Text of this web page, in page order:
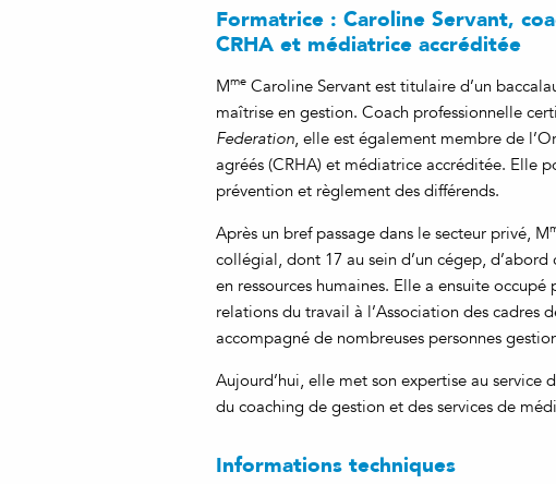
Formatrice : Caroline Servant,
CRHA et médiatrice accréditée
Mme Caroline Servant est titulaire d’un
maîtrise en gestion. Coach professionnelle
Federation, elle est également membre de
agréés (CRHA) et médiatrice accréditée. Elle
prévention et règlement des différends.
Après un bref passage dans le secteur privé, M
collégial, dont 17 au sein d’un cégep,
en ressources humaines. Elle a ensuite
relations du travail à l’Association des cadres
accompagné de nombreuses personnes
Aujourd’hui, elle met son expertise au
du coaching de gestion et des services de
Informations techniques